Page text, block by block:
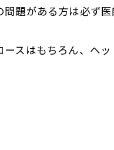
題がある方は必ず医
スはもちろん、ヘ